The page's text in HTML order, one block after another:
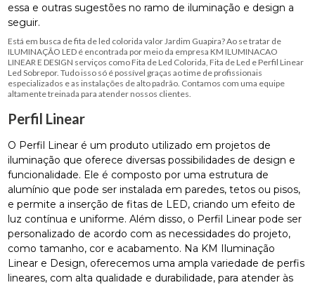
essa e outras sugestões no ramo de iluminação e design a
seguir.
Está em busca de fita de led colorida valor Jardim Guapira? Ao se tratar de
ILUMINAÇÃO LED é encontrada por meio da empresa KM ILUMINACAO
LINEAR E DESIGN serviços como Fita de Led Colorida, Fita de Led e Perfil Linear
Led Sobrepor. Tudo isso só é possível graças ao time de profissionais
especializados e as instalações de alto padrão. Contamos com uma equipe
altamente treinada para atender nossos clientes.
Perfil Linear
O Perfil Linear é um produto utilizado em projetos de
iluminação que oferece diversas possibilidades de design e
funcionalidade. Ele é composto por uma estrutura de
alumínio que pode ser instalada em paredes, tetos ou pisos,
e permite a inserção de fitas de LED, criando um efeito de
luz contínua e uniforme. Além disso, o Perfil Linear pode ser
personalizado de acordo com as necessidades do projeto,
como tamanho, cor e acabamento. Na KM Iluminação
Linear e Design, oferecemos uma ampla variedade de perfis
lineares, com alta qualidade e durabilidade, para atender às